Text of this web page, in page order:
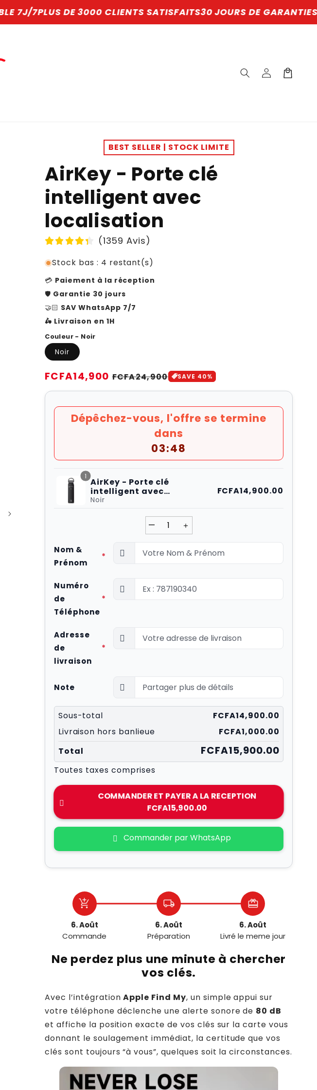
3000 CLIENTS SATISFAITS30 JOURS DE GARANTIESSAV
ConnexionPanier
BEST SELLER | STOCK LIMITE
AirKey - Porte clé
intelligent avec
localisation
(1359 Avis)
Stock bas : 4 restant(s)
💳 Paiement à la réception
🛡️ Garantie 30 jours
🤝🏻 SAV WhatsApp 7/7
🛵 Livraison en 1H
Couleur - Noir
Noir
Prix
habituel
FCFA14,900 Prix
soldé
FCFA24,900 SAVE 40%
Dépêchez-vous, l'offre se termine
dans
03:47
1
AirKey - Porte clé
intelligent avec
localisation
Noir
FCFA14,900.00
— ＋
Nom &
Prénom
*
Numéro
de
Téléphone
*
Adresse
de
livraison
*
Note
Sous-total
FCFA14,900.00
Livraison hors banlieue
FCFA1,000.00
Total
FCFA15,900.00
Toutes taxes comprises
COMMANDER ET PAYER A LA RECEPTION
FCFA15,900.00
Commander par WhatsApp
add_shopping_cart
6. Août
Commande
local_shipping
6. Août
Préparation
redeem
6. Août
Livré le meme jour
Ne perdez plus une minute à chercher
vos clés.
Avec l’intégrationApple Find My, un simple appui sur
votre téléphone déclenche une alerte sonore de 80 dB
et affiche la position exacte de vos clés sur la carte vous
donnant le soulagement immédiat, la certitude que vos
clés sont toujours “à vous”, quelques soit la circonstances.